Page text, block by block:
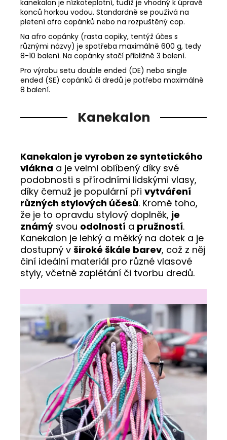
kanekalon je nízkoteplotní, tudíž je vhodný k úpravě
konců horkou vodou. Standardně se používá na
pletení afro copánků nebo na rozpuštěný cop.
Na afro copánky (rasta copiky, tentýž účes s
různými názvy) je spotřeba maximálně 600 g, tedy
8-10 balení. Na copánky stačí přibližně 3 balení.
Pro výrobu setu double ended (DE) nebo single
ended (SE) copánků či dredů je potřeba maximálně
8 balení.
Kanekalon
Kanekalon je vyroben ze syntetického
vlákna a je velmi oblíbený díky své
podobnosti s přírodními lidskými vlasy,
díky čemuž je populární při vytváření
různých stylových účesů. Kromě toho,
že je to opravdu stylový doplněk, je
známý svou odolností a pružností.
Kanekalon je lehký a měkký na dotek a je
dostupný v široké škále barev, což z něj
činí ideální materiál pro různé vlasové
styly, včetně zaplétání či tvorbu dredů.